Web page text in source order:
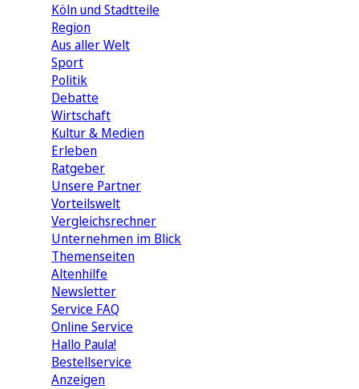
Köln und Stadtteile
Region
Aus aller Welt
Sport
Politik
Debatte
Wirtschaft
Kultur & Medien
Erleben
Ratgeber
Unsere Partner
Vorteilswelt
Vergleichsrechner
Unternehmen im Blick
Themenseiten
Altenhilfe
Newsletter
Service FAQ
Online Service
Hallo Paula!
Bestellservice
Anzeigen